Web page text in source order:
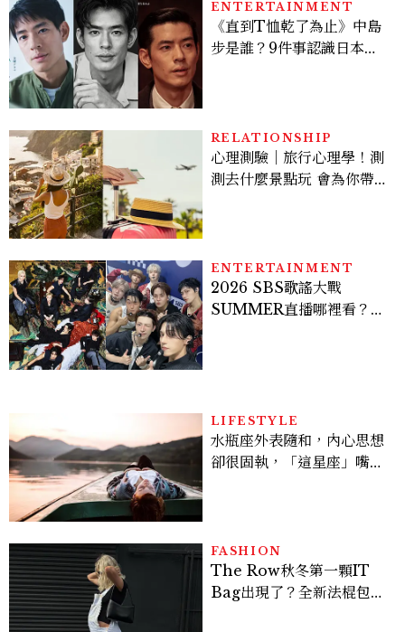
ENTERTAINMENT
《直到T恤乾了為止》中島
步是誰？9件事認識日本
RELATIONSHIP
心理測驗｜旅行心理學！測
測去什麼景點玩 會為你帶來
ENTERTAINMENT
2026 SBS歌謠大戰
SUMMER直播哪裡看？
LIFESTYLE
水瓶座外表隨和，內心思想
卻很固執，「這星座」嘴上
FASHION
The Row秋冬第一顆IT
Bag出現了？全新法棍包